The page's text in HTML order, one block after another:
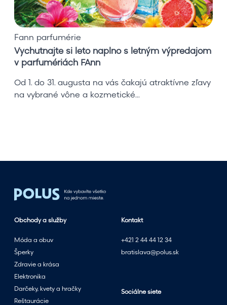
e
s
l
e
t
o
e
t
ý
m
v
ý
p
r
e
Fann parfumérie
Vychutnajte si leto naplno s letným výpredajom
v parfumériách FAnn
Od 1. do 31. augusta na vás čakajú atraktívne zľavy
na vybrané vône a kozmetické...
Kontakt
+421 2 44 44 12 34
bratislava@polus.sk
Sociálne siete
Obchody a služby
Móda a obuv
Šperky
Zdravie a krása
Elektronika
Darčeky, kvety a hračky
Reštaurácie